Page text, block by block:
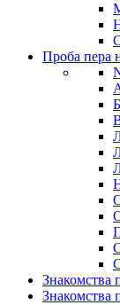
Проба пера
Знакомства
Знакомства